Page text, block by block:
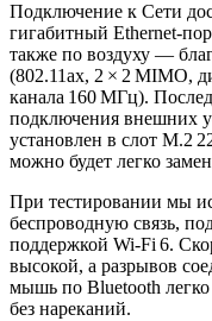
Подключение к Сети
гигабитный
также по воздуху —
(802.11ax, 2 × 2 MIMO,
канала 160 МГц).
подключения внешних
установлен в слот M.2
можно будет легко
При тестировании мы
беспроводную связь,
поддержкой Wi‑Fi 6.
высокой, а разрывов
мышь по Bluetooth
без нареканий.